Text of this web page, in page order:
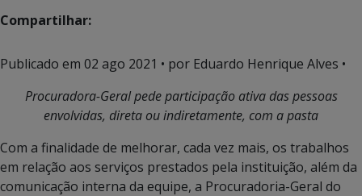
Compartilhar:
Publicado em 02 ago 2021 • por Eduardo Henrique Alves •
Procuradora-Geral pede participação ativa das pessoas
envolvidas, direta ou indiretamente, com a pasta
Com a finalidade de melhorar, cada vez mais, os trabalhos
em relação aos serviços prestados pela instituição, além da
comunicação interna da equipe, a Procuradoria-Geral do